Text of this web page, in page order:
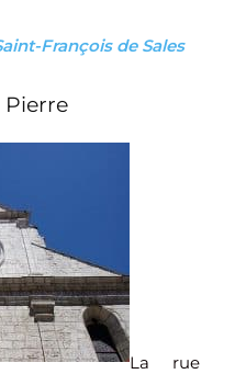
François de Sales
Pierre
La rue